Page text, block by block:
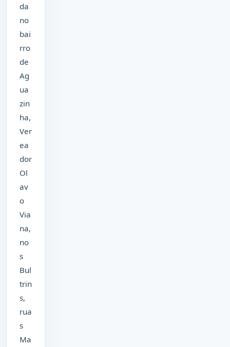
da
no
bai
rro
de
Ag
ua
zin
ha,
Ver
ea
dor
Ol
av
o
Via
na,
no
s
Bul
trin
s,
rua
s
Ma